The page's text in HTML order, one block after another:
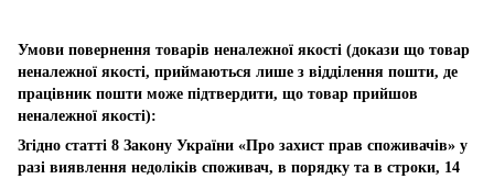
Умови повернення товарів неналежної якості (докази що товар
неналежної якості, приймаються лише з відділення пошти, де
працівник пошти може підтвердити, що товар прийшов
неналежної якості):
Згідно статті 8 Закону України «Про захист прав споживачів» у
разі виявлення недоліків споживач, в порядку та в строки, 14